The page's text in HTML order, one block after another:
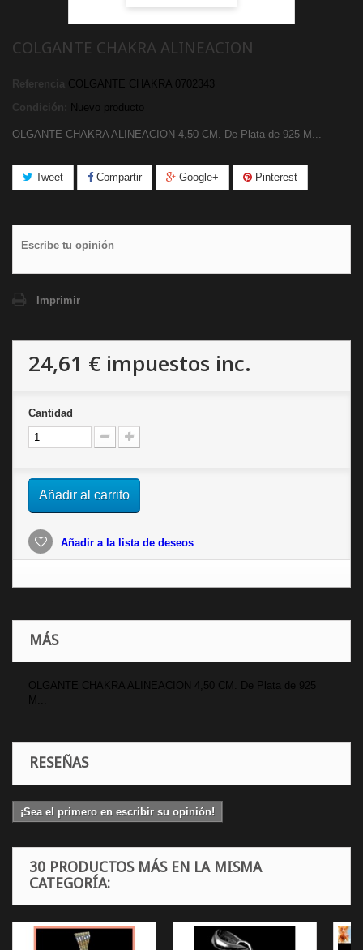
COLGANTE CHAKRA ALINEACION
Referencia COLGANTE CHAKRA 0702343
Condición: Nuevo producto
OLGANTE CHAKRA ALINEACION 4,50 CM. De Plata de 925 M...
Tweet Compartir Google+ Pinterest
Escribe tu opinión
Imprimir
24,61 € impuestos inc.
Cantidad
Añadir al carrito
Añadir a la lista de deseos
MÁS
OLGANTE CHAKRA ALINEACION 4,50 CM. De Plata de 925
M...
RESEÑAS
¡Sea el primero en escribir su opinión!
30 PRODUCTOS MÁS EN LA MISMA
CATEGORÍA: